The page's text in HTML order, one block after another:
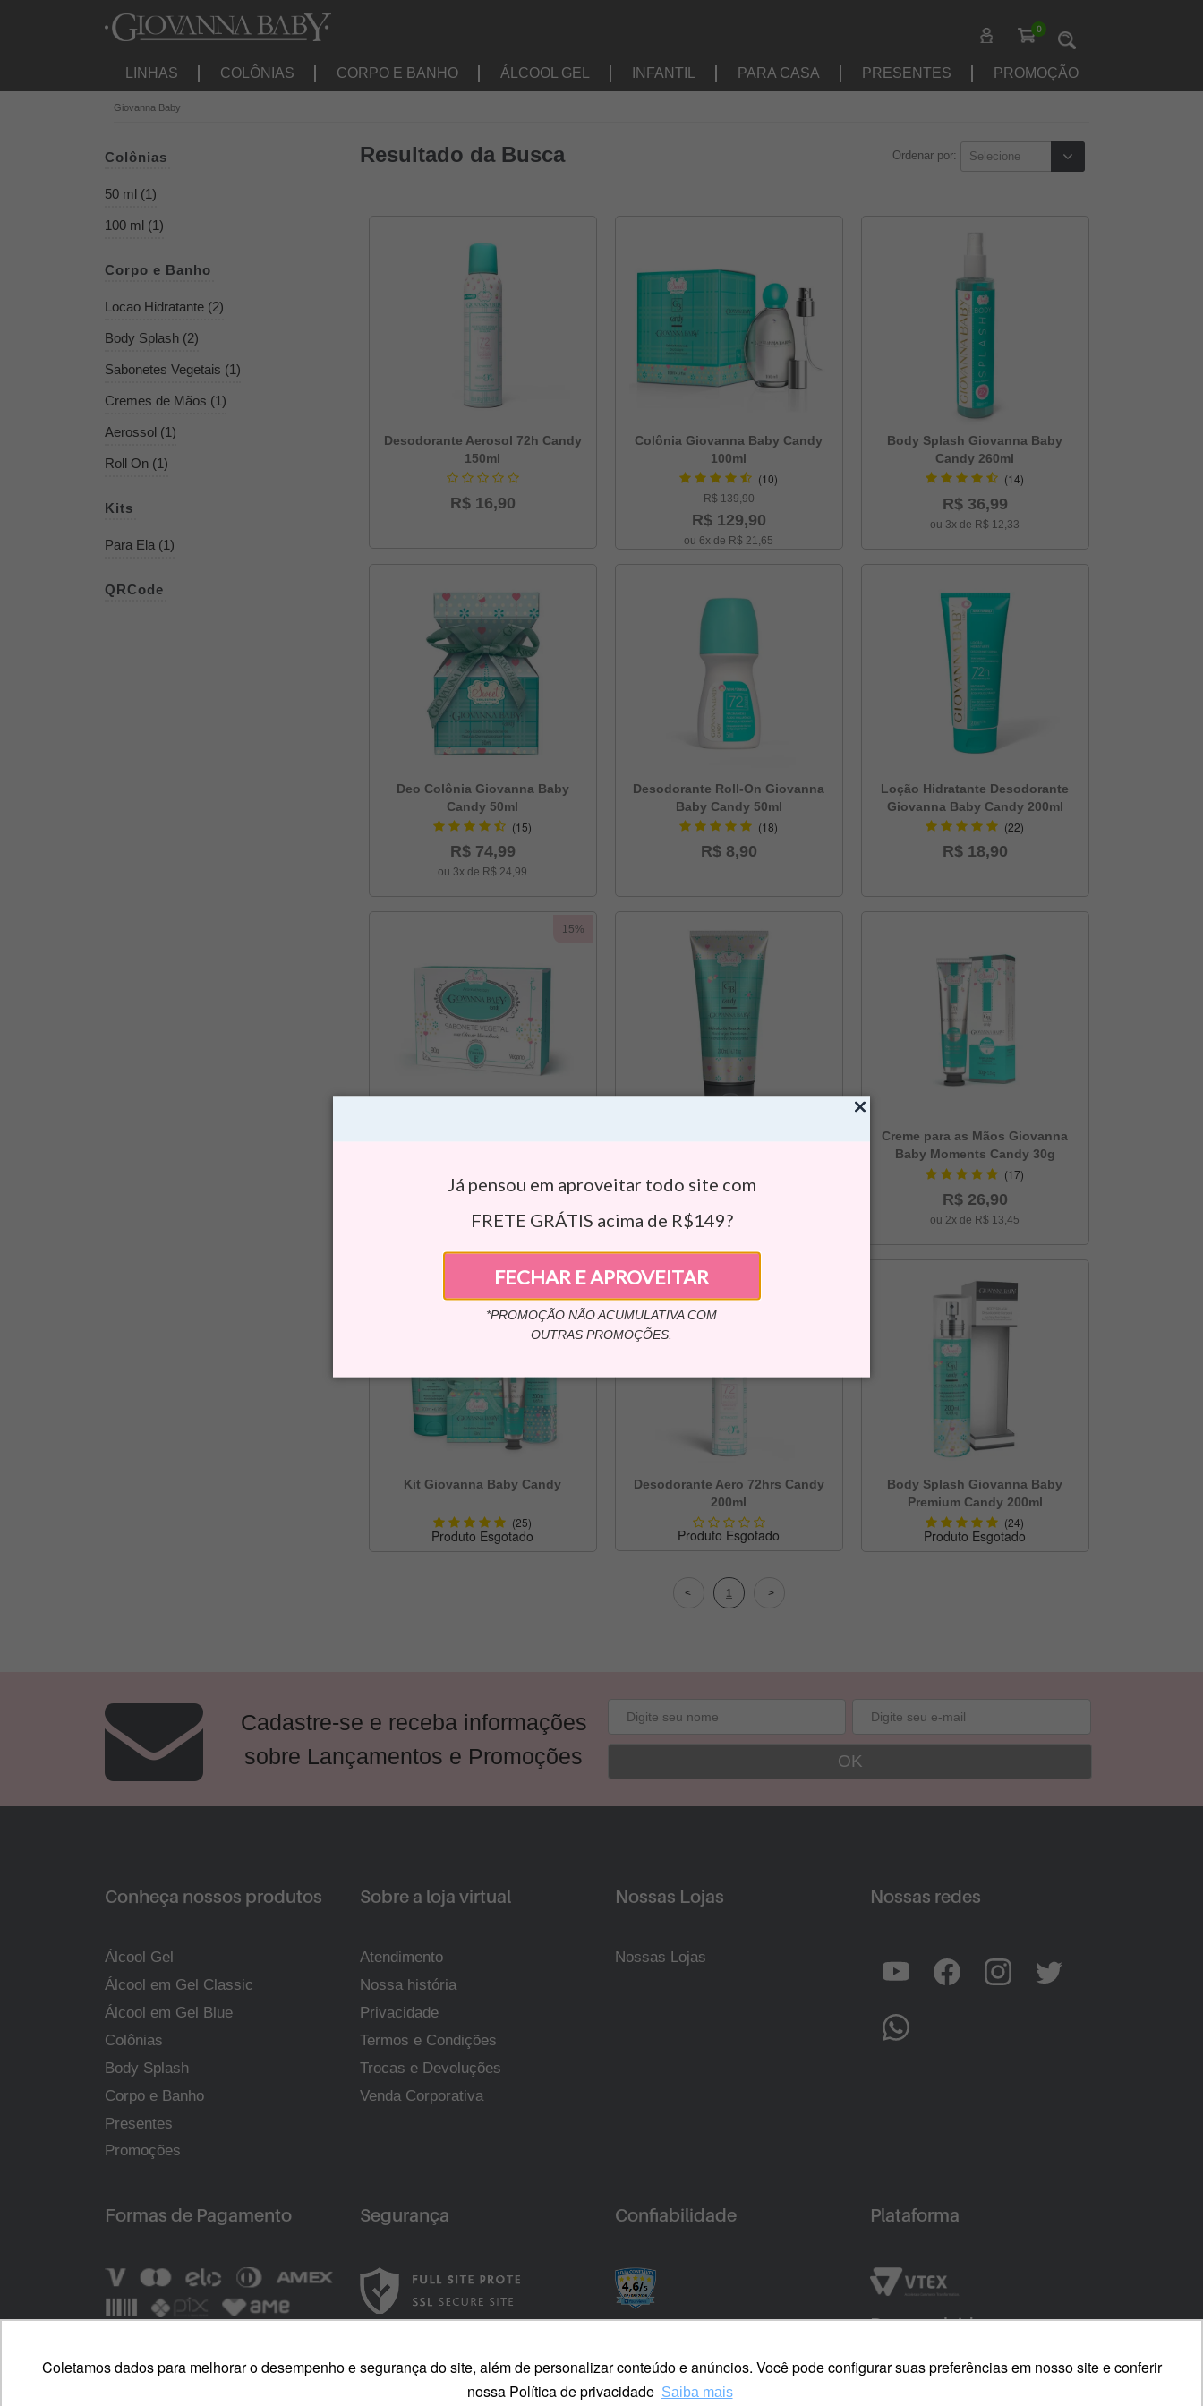
Já pensou em aproveitar todo site com
FRETE GRÁTIS acima de R$149?
FECHAR E APROVEITAR
*PROMOÇÃO NÃO ACUMULATIVA COM
OUTRAS PROMOÇÕES.
Coletamos dados para melhorar o desempenho e segurança do site, além de personalizar conteúdo e anúncios. Você pode configurar suas preferências em nosso site e conferir
nossa Política de privacidade Saiba mais
0
LINHAS COLÔNIAS CORPO E BANHO ÁLCOOL GEL INFANTIL PARA CASA PRESENTES PROMOÇÃO
Giovanna Baby
Colônias
50 ml (1)
100 ml (1)
Corpo e Banho
Locao Hidratante (2)
Body Splash (2)
Sabonetes Vegetais (1)
Cremes de Mãos (1)
Aerossol (1)
Roll On (1)
Kits
Para Ela (1)
QRCode
Resultado da Busca Ordenar por:
Desodorante Aerosol 72h Candy
150ml
R$ 16,90
Colônia Giovanna Baby Candy
100ml
(10)
R$ 139,90
R$ 129,90
ou 6x de R$ 21,65
Body Splash Giovanna Baby
Candy 260ml
(14)
R$ 36,99
ou 3x de R$ 12,33
Deo Colônia Giovanna Baby
Candy 50ml
(15)
R$ 74,99
ou 3x de R$ 24,99
Desodorante Roll-On Giovanna
Baby Candy 50ml
(18)
R$ 8,90
Loção Hidratante Desodorante
Giovanna Baby Candy 200ml
(22)
R$ 18,90
15%
R$ 5,99
R$ 5,09 ou 3x de R$ 13,30
Creme para as Mãos Giovanna
Baby Moments Candy 30g
(17)
R$ 26,90
ou 2x de R$ 13,45
Kit Giovanna Baby Candy
(25)
Produto Esgotado
Desodorante Aero 72hrs Candy
200ml
Produto Esgotado
Body Splash Giovanna Baby
Premium Candy 200ml
(24)
Produto Esgotado
1
Cadastre-se e receba informações
sobre Lançamentos e Promoções
Conheça nossos produtos
Álcool Gel
Álcool em Gel Classic
Álcool em Gel Blue
Colônias
Body Splash
Corpo e Banho
Presentes
Promoções
Sobre a loja virtual
Atendimento
Nossa história
Privacidade
Termos e Condições
Trocas e Devoluções
Venda Corporativa
Nossas Lojas
Nossas Lojas
Nossas redes
Formas de Pagamento Segurança Confiabilidade Plataforma
Desenvolvido por